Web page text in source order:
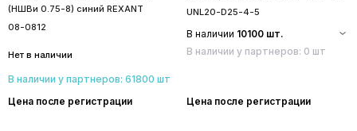
(НШВи 0.75-8) синий REXANT
08-0812
Нет в наличии
В наличии у партнеров: 61800 шт
Цена после регистрации
UNL20-D25-4-5
В наличии 10100 шт.
В наличии у партнеров: 0 шт
Цена после регистрации